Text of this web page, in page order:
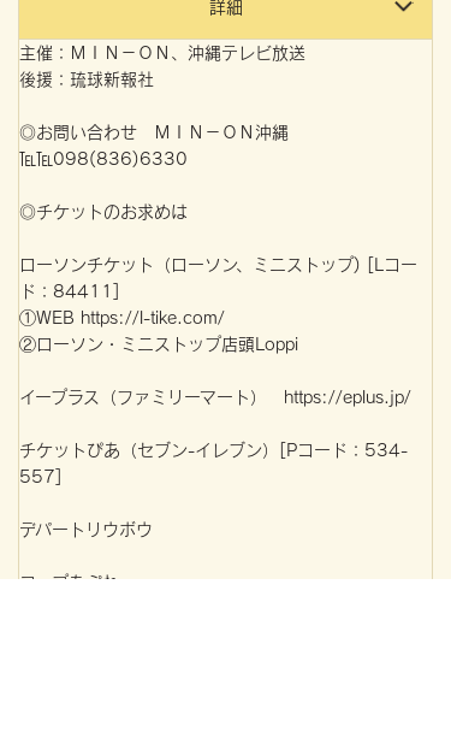
詳細
主催：ＭＩＮ－ＯＮ、沖縄テレビ放送
後援：琉球新報社
◎お問い合わせ ＭＩＮ－ＯＮ沖縄
℡℡098(836)6330
◎チケットのお求めは
ローソンチケット（ローソン、ミニストップ) [Lコー
ド：84411]
①WEB https://l-tike.com/
②ローソン・ミニストップ店頭Loppi
イープラス（ファミリーマート） https://eplus.jp/
チケットぴあ（セブン-イレブン）[Pコード：534-
557]
デパートリウボウ
コープあぷれ